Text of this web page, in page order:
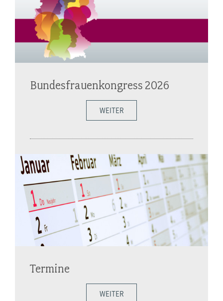
Bundesfrauenkongress 2026
WEITER
Termine
WEITER